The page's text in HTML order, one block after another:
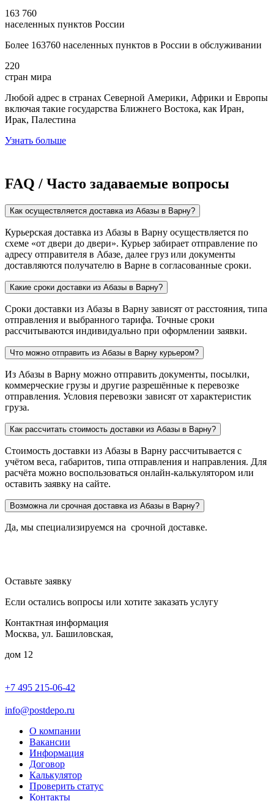
163 760
населенных пунктов России
Более 163760 населенных пунктов в России в обслуживании
220
стран мира
Любой адрес в странах Северной Америки, Африки и Европы
включая такие государства Ближнего Востока, как Иран,
Ирак, Палестина
Узнать больше
FAQ / Часто задаваемые вопросы
Как осуществляется доставка из Абазы в Варну?
Курьерская доставка из Абазы в Варну осуществляется по
схеме «от двери до двери». Курьер забирает отправление по
адресу отправителя в Абазе, далее груз или документы
доставляются получателю в Варне в согласованные сроки.
Какие сроки доставки из Абазы в Варну?
Сроки доставки из Абазы в Варну зависят от расстояния, типа
отправления и выбранного тарифа. Точные сроки
рассчитываются индивидуально при оформлении заявки.
Что можно отправить из Абазы в Варну курьером?
Из Абазы в Варну можно отправить документы, посылки,
коммерческие грузы и другие разрешённые к перевозке
отправления. Условия перевозки зависят от характеристик
груза.
Как рассчитать стоимость доставки из Абазы в Варну?
Стоимость доставки из Абазы в Варну рассчитывается с
учётом веса, габаритов, типа отправления и направления. Для
расчёта можно воспользоваться онлайн-калькулятором или
оставить заявку на сайте.
Возможна ли срочная доставка из Абазы в Варну?
Да, мы специализируемся на срочной доставке.
Оставьте заявку
Если остались вопросы или хотите заказать услугу
Контактная информация
Москва, ул. Башиловская,
дом 12
+7 495 215-06-42
info@postdepo.ru
О компании
Вакансии
Информация
Договор
Калькулятор
Проверить статус
Контакты